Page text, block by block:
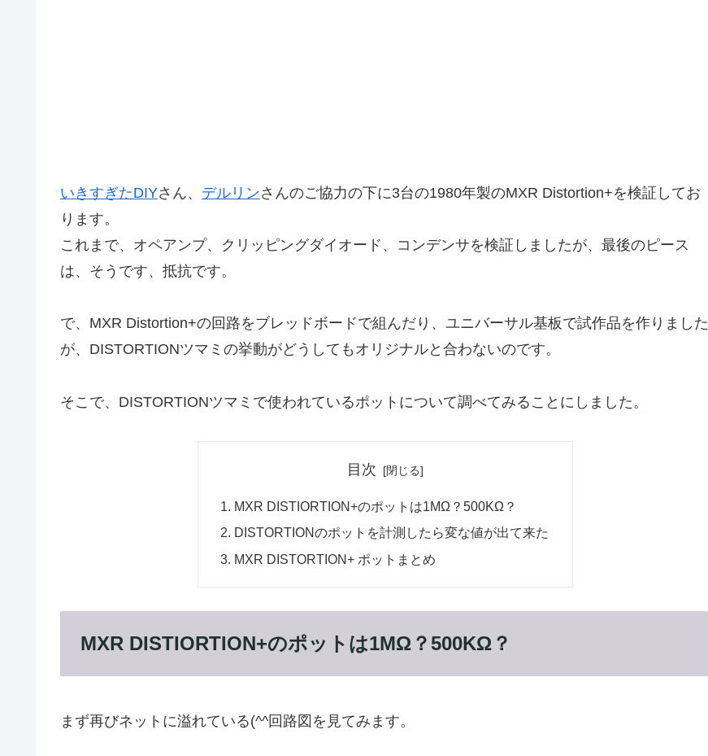
いきすぎたDIYさん、 デルリンさんのご協力の下に3台の1980年製のMXR Distortion+を検証してお
ります。
これまで、オペアンプ、クリッピングダイオード、コンデンサを検証しましたが、最後のピース
は、そうです、抵抗です。
で、MXR Distortion+の回路をブレッドボードで組んだり、ユニバーサル基板で試作品を作りました
が、DISTORTIONツマミの挙動がどうしてもオリジナルと合わないのです。
そこで、DISTORTIONツマミで使われているポットについて調べてみることにしました。
目次
MXR DISTIORTION+のポットは1MΩ？500KΩ？
DISTORTIONのポットを計測したら変な値が出て来た
MXR DISTORTION+ ポットまとめ
MXR DISTIORTION+のポットは1MΩ？500KΩ？
まず再びネットに溢れている(^^回路図を見てみます。